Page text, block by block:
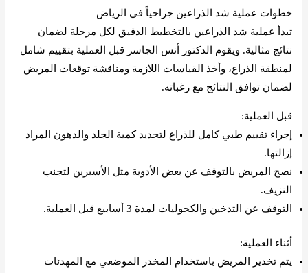
خطوات عملية شد الذراعين جراحياً في الرياض
تبدأ عملية شد الذراعين بالتخطيط الدقيق لكل مرحلة لضمان
نتائج مثالية. ويقوم الدكتور أنس الجاسر قبل العملية بتقييم شامل
لمنطقة الذراع، وأخذ القياسات اللازمة ومناقشة توقعات المريض
لضمان توافق النتائج مع رغباته.
قبل العملية:
إجراء تقييم طبي كامل للذراع لتحديد كمية الجلد والدهون المراد
إزالتها.
نصح المريض بالتوقف عن بعض الأدوية مثل الأسبرين لتجنب
النزيف.
التوقف عن التدخين والكحوليات لمدة 3 أسابيع قبل العملية.
أثناء العملية:
يتم تخدير المريض باستخدام المخدر الموضعي مع المهدئات